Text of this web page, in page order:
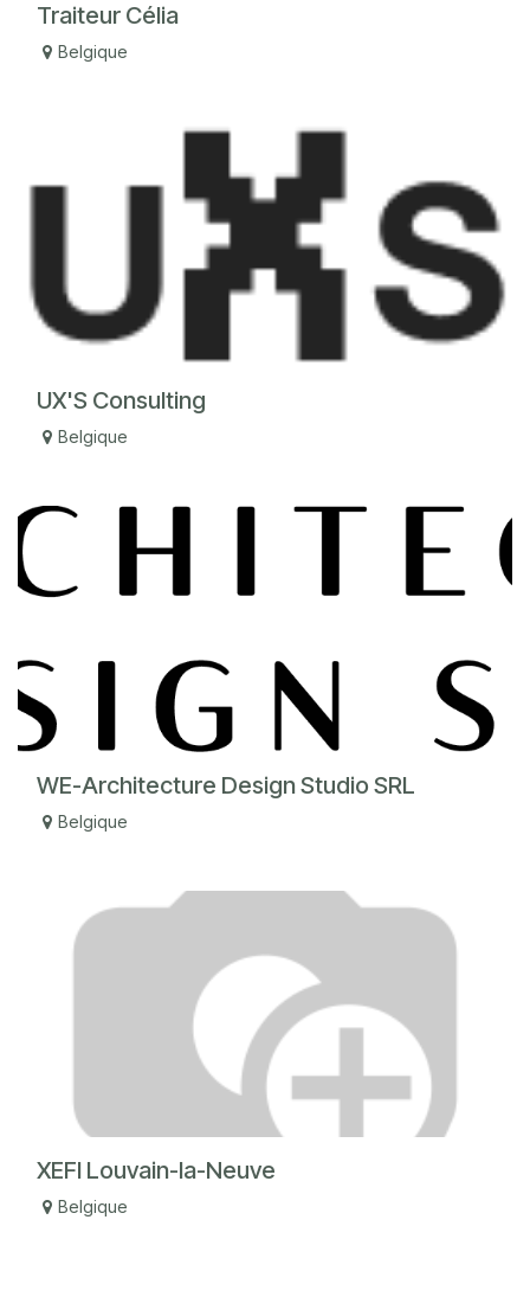
Traiteur Célia
Belgique
UX'S Consulting
Belgique
WE-Architecture Design Studio SRL
Belgique
XEFI Louvain-la-Neuve
Belgique